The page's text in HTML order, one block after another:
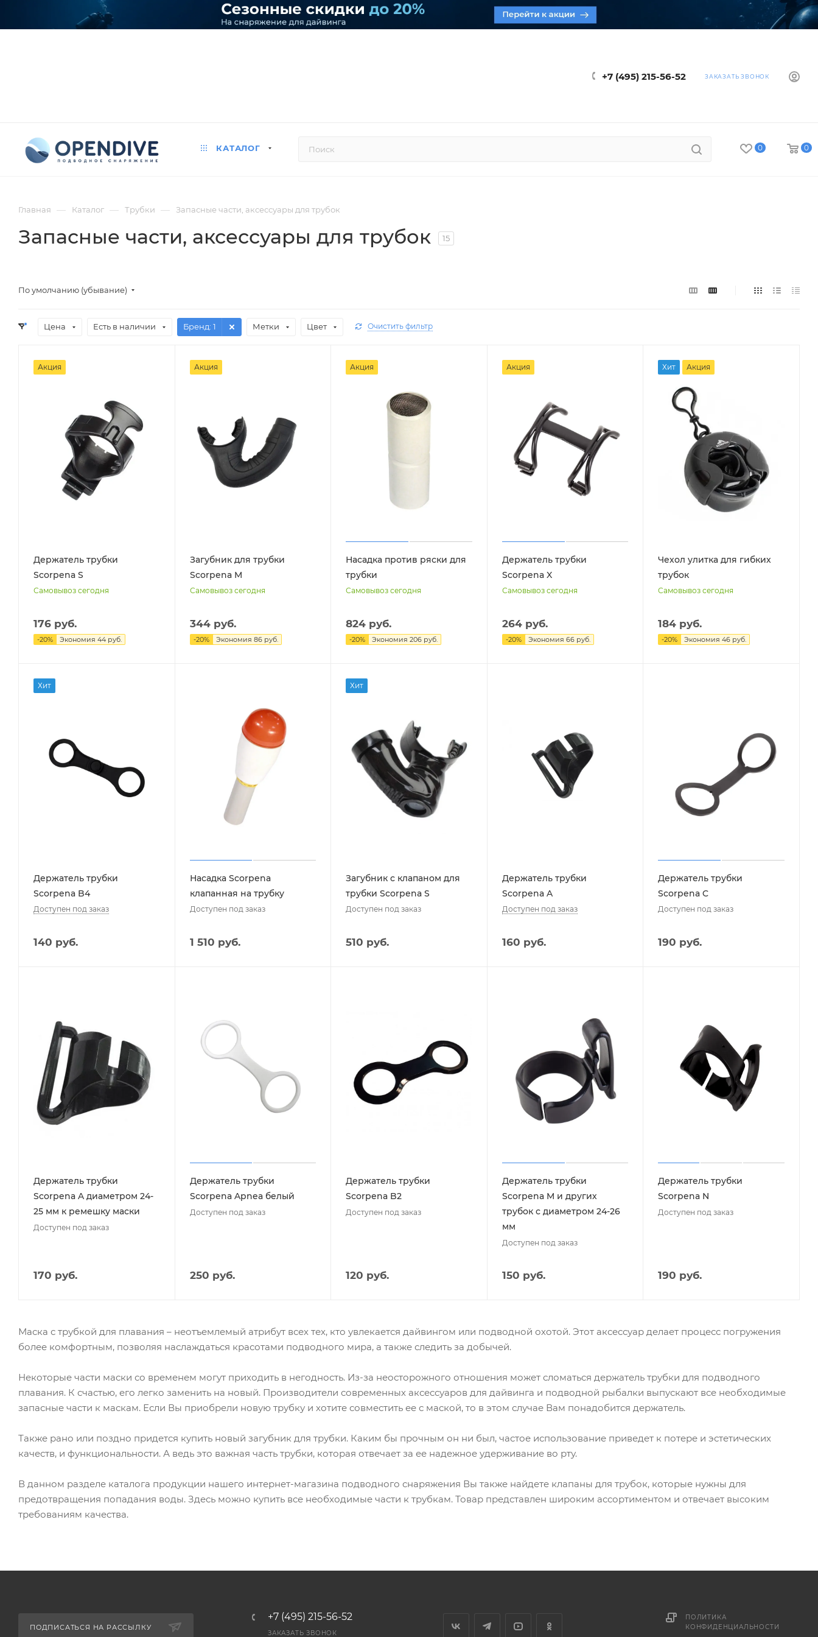
+7 (495) 215-56-52 ЗАКАЗАТЬ ЗВОНОК
КАТАЛОГ 0 0
Главная — Каталог — Трубки — Запасные части, аксессуары для трубок
Запасные части, аксессуары для трубок 15
По умолчанию (убывание)
Цена Есть в наличии Бренд: 1 Метки Цвет Очистить фильтр
Акция
Держатель трубки
Scorpena S
Самовывоз сегодня
176 руб.
-20% Экономия 44 руб.
Акция
Загубник для трубки
Scorpena M
Самовывоз сегодня
344 руб.
-20% Экономия 86 руб.
Акция
Насадка против ряски для
трубки
Самовывоз сегодня
824 руб.
-20% Экономия206 руб.
Акция
Держатель трубки
Scorpena X
Самовывоз сегодня
264 руб.
-20% Экономия 66 руб.
Хит Акция
Чехол улитка для гибких
трубок
Самовывоз сегодня
184 руб.
-20% Экономия46 руб.
Хит
Держатель трубки
Scorpena B4
Доступен под заказ
140 руб.
Насадка Scorpena
клапанная на трубку
Доступен под заказ
1 510 руб.
Хит
Загубник с клапаном для
трубки Scorpena S
Доступен под заказ
510 руб.
Держатель трубки
Scorpena A
Доступен под заказ
160 руб.
Держатель трубки
Scorpena C
Доступен под заказ
190 руб.
Держатель трубки
Scorpena A диаметром 24-
25 мм к ремешку маски
Доступен под заказ
170 руб.
Держатель трубки
Scorpena Apnea белый
Доступен под заказ
250 руб.
Держатель трубки
Scorpena B2
Доступен под заказ
120 руб.
Держатель трубки
Scorpena M и других
трубок с диаметром 24-26
мм
Доступен под заказ
150 руб.
Держатель трубки
Scorpena N
Доступен под заказ
190 руб.
Маска с трубкой для плавания – неотъемлемый атрибут всех тех, кто увлекается дайвингом или подводной охотой. Этот аксессуар делает процесс погружения
более комфортным, позволяя наслаждаться красотами подводного мира, а также следить за добычей.
Некоторые части маски со временем могут приходить в негодность. Из-за неосторожного отношения может сломаться держатель трубки для подводного
плавания. К счастью, его легко заменить на новый. Производители современных аксессуаров для дайвинга и подводной рыбалки выпускают все необходимые
запасные части к маскам. Если Вы приобрели новую трубку и хотите совместить ее с маской, то в этом случае Вам понадобится держатель.
Также рано или поздно придется купить новый загубник для трубки. Каким бы прочным он ни был, частое использование приведет к потере и эстетических
качеств, и функциональности. А ведь это важная часть трубки, которая отвечает за ее надежное удерживание во рту.
В данном разделе каталога продукции нашего интернет-магазина подводного снаряжения Вы также найдете клапаны для трубок, которые нужны для
предотвращения попадания воды. Здесь можно купить все необходимые части к трубкам. Товар представлен широким ассортиментом и отвечает высоким
требованиям качества.
ПОДПИСАТЬСЯ НА РАССЫЛКУ
+7 (495) 215-56-52
ЗАКАЗАТЬ ЗВОНОК
ПОЛИТИКА
КОНФИДЕНЦИАЛЬНОСТИ